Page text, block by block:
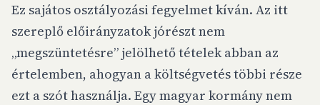
Ez sajátos osztályozási fegyelmet kíván. Az itt
szereplő előirányzatok jórészt nem
„megszüntetésre” jelölhető tételek abban az
értelemben, ahogyan a költségvetés többi része
ezt a szót használja. Egy magyar kormány nem